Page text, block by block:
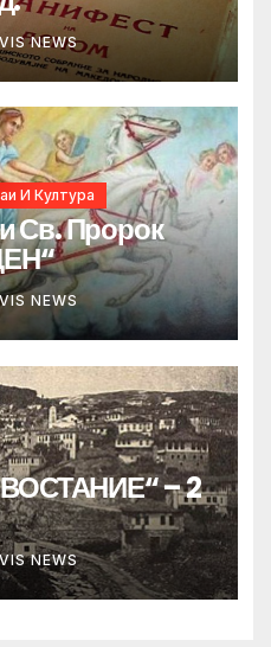
NEWS
И Култура
Св. Пророк
NEWS
– 2
NEWS